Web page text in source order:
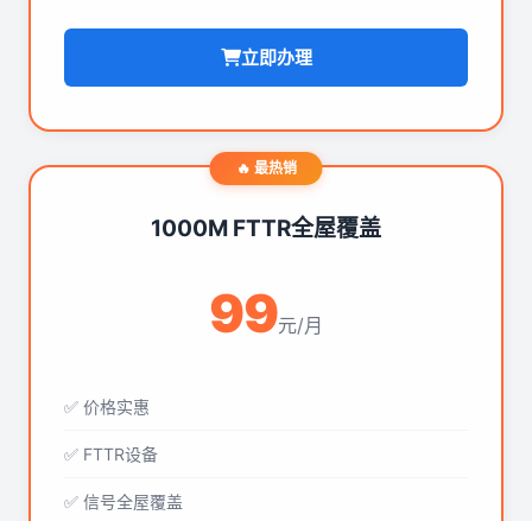
立即办理
🔥 最热销
1000M FTTR全屋覆盖
99元/月
✅ 价格实惠
✅ FTTR设备
✅ 信号全屋覆盖